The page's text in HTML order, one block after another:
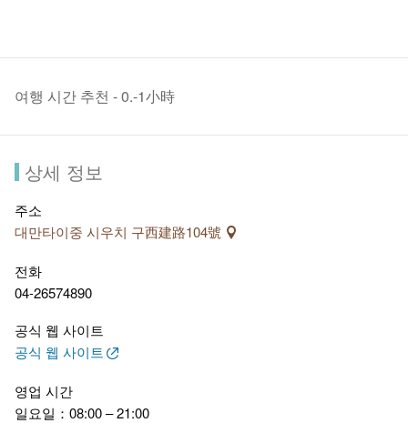
삼천전의 정면은 여전히 목조로 되어 있으며, 이는 '헐산식(硬山
고, 특히 박쥐 모양의 장식이 아름다우며, 천주 지역(泉州)의 전
하고 단정하여, 지역 장인의 전통적인 미감을 잘 보여줍니다.
강한 동북 계절풍을 피하기 위해 우치 진무궁은 전체적으로 건
축 높이가 낮아 안정되고 차분한 분위기를 자아냅니다. 이러한
이유로 전통 사찰의 원형이 온전히 보존되어 있으며, 우치 올드
스트리트의 소중한 문화유산으로 자리 잡고 있습니다.
여행 시간 추천 - 0.-1小時
상세 정보
주소
대만타이중 시우치 구西建路104號
전화
04-26574890
공식 웹 사이트
공식 웹 사이트
영업 시간
일요일：08:00 – 21:00